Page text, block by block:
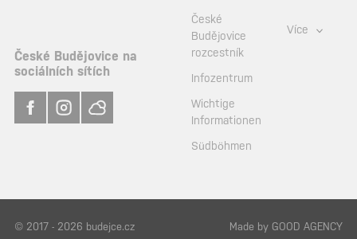
České Budějovice na
sociálních sítích
České
Budějovice
rozcestník
Infozentrum
Wichtige
Informationen
Südböhmen
Více
© 2017 - 2026 budejce.cz Made by GOOD AGENCY